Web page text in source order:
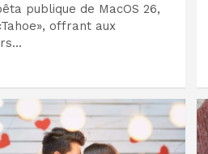
publique de MacOS 26,
offrant aux